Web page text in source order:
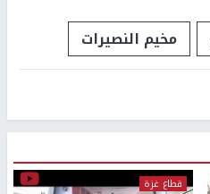
مخيم النصيرات
قطاع غزة